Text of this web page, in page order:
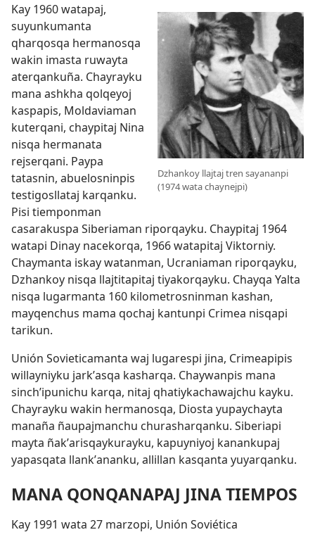
Dzhankoy llajtaj tren sayananpi
(1974 wata chaynejpi)
Kay 1960 watapaj,
suyunkumanta
qharqosqa hermanosqa
wakin imasta ruwayta
aterqankuña. Chayrayku
mana ashkha qolqeyoj
kaspapis, Moldaviaman
kuterqani, chaypitaj Nina
nisqa hermanata
rejserqani. Paypa
tatasnin, abuelosninpis
testigosllataj karqanku.
Pisi tiemponman
casarakuspa Siberiaman riporqayku. Chaypitaj 1964
watapi Dinay nacekorqa, 1966 watapitaj Viktorniy.
Chaymanta iskay watanman, Ucraniaman riporqayku,
Dzhankoy nisqa llajtitapitaj tiyakorqayku. Chayqa Yalta
nisqa lugarmanta 160 kilometrosninman kashan,
mayqenchus mama qochaj kantunpi Crimea nisqapi
tarikun.
Unión Sovieticamanta waj lugarespi jina, Crimeapipis
willayniyku jarkʼasqa kasharqa. Chaywanpis mana
sinchʼipunichu karqa, nitaj qhatiykachawajchu kayku.
Chayrayku wakin hermanosqa, Diosta yupaychayta
manaña ñaupajmanchu churasharqanku. Siberiapi
mayta ñakʼarisqaykurayku, kapuyniyoj kanankupaj
yapasqata llankʼananku, allillan kasqanta yuyarqanku.
MANA QONQANAPAJ JINA TIEMPOS
Kay 1991 wata 27 marzopi, Unión Soviética